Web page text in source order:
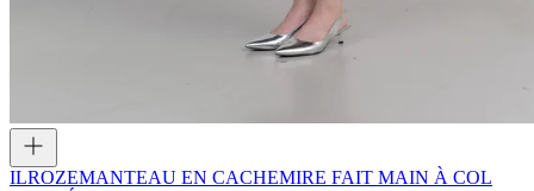
ILROZEMANTEAU EN CACHEMIRE FAIT MAIN À COL